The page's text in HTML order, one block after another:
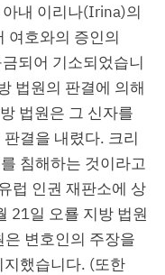
내 이리나(Irina)의
여호와의 증인의
되어 기소되었습니
법원의 판결에 의해
법원은 그 신자를
결을 내렸다. 크리
침해하는 것이라고
럽 인권 재판소에 상
21일 오룔 지방 법원
변호인의 주장을
했습니다. (또한